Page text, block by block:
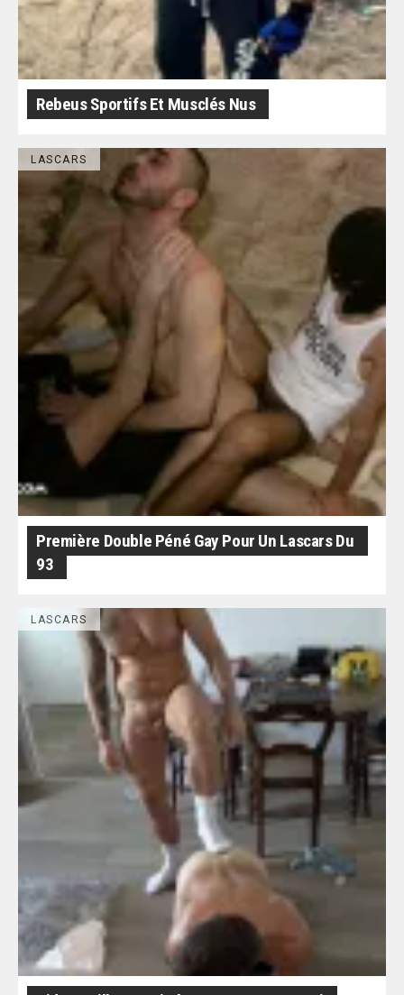
Rebeus Sportifs Et Musclés Nus
LASCARS
Première Double Péné Gay Pour Un Lascars Du
93
LASCARS